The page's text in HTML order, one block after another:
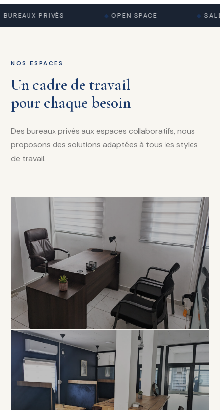
PRIVÉS OPEN SPACE
NOS ESPACES
Un cadre de travail
pour chaque besoin
Des bureaux privés aux espaces collaboratifs, nous
proposons des solutions adaptées à tous les styles
de travail.
EXCLUSIVITÉ
Bureau
Privé
À PARTIR DE 80 000 FCFA / MOIS